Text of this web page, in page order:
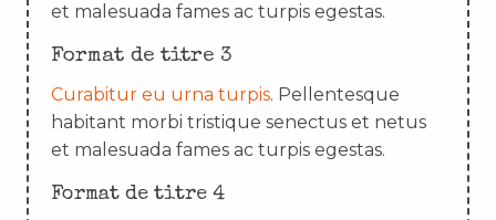
et malesuada fames ac turpis egestas.
Format de titre 3
Curabitur eu urna turpis. Pellentesque
habitant morbi tristique senectus et netus
et malesuada fames ac turpis egestas.
Format de titre 4